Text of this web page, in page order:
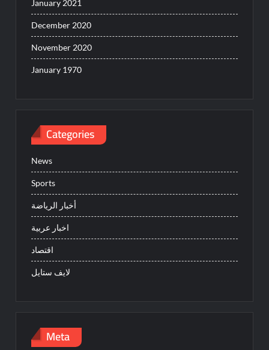
January 2021
December 2020
November 2020
January 1970
Categories
News
Sports
أخبار الرياضة
اخبار عربية
اقتصاد
لايف ستايل
Meta